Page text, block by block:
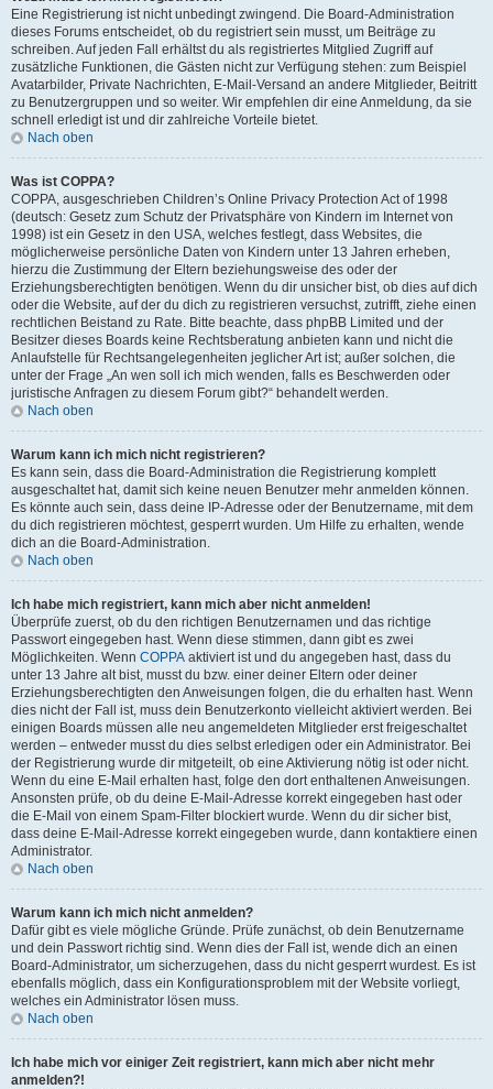
Eine Registrierung ist nicht unbedingt zwingend. Die Board-Administration
dieses Forums entscheidet, ob du registriert sein musst, um Beiträge zu
schreiben. Auf jeden Fall erhältst du als registriertes Mitglied Zugriff auf
zusätzliche Funktionen, die Gästen nicht zur Verfügung stehen: zum Beispiel
Avatarbilder, Private Nachrichten, E-Mail-Versand an andere Mitglieder, Beitritt
zu Benutzergruppen und so weiter. Wir empfehlen dir eine Anmeldung, da sie
schnell erledigt ist und dir zahlreiche Vorteile bietet.
Nach oben
Was ist COPPA?
COPPA, ausgeschrieben Children’s Online Privacy Protection Act of 1998
(deutsch: Gesetz zum Schutz der Privatsphäre von Kindern im Internet von
1998) ist ein Gesetz in den USA, welches festlegt, dass Websites, die
möglicherweise persönliche Daten von Kindern unter 13 Jahren erheben,
hierzu die Zustimmung der Eltern beziehungsweise des oder der
Erziehungsberechtigten benötigen. Wenn du dir unsicher bist, ob dies auf dich
oder die Website, auf der du dich zu registrieren versuchst, zutrifft, ziehe einen
rechtlichen Beistand zu Rate. Bitte beachte, dass phpBB Limited und der
Besitzer dieses Boards keine Rechtsberatung anbieten kann und nicht die
Anlaufstelle für Rechtsangelegenheiten jeglicher Art ist; außer solchen, die
unter der Frage „An wen soll ich mich wenden, falls es Beschwerden oder
juristische Anfragen zu diesem Forum gibt?“ behandelt werden.
Nach oben
Warum kann ich mich nicht registrieren?
Es kann sein, dass die Board-Administration die Registrierung komplett
ausgeschaltet hat, damit sich keine neuen Benutzer mehr anmelden können.
Es könnte auch sein, dass deine IP-Adresse oder der Benutzername, mit dem
du dich registrieren möchtest, gesperrt wurden. Um Hilfe zu erhalten, wende
dich an die Board-Administration.
Nach oben
Ich habe mich registriert, kann mich aber nicht anmelden!
Überprüfe zuerst, ob du den richtigen Benutzernamen und das richtige
Passwort eingegeben hast. Wenn diese stimmen, dann gibt es zwei
Möglichkeiten. Wenn COPPA aktiviert ist und du angegeben hast, dass du
unter 13 Jahre alt bist, musst du bzw. einer deiner Eltern oder deiner
Erziehungsberechtigten den Anweisungen folgen, die du erhalten hast. Wenn
dies nicht der Fall ist, muss dein Benutzerkonto vielleicht aktiviert werden. Bei
einigen Boards müssen alle neu angemeldeten Mitglieder erst freigeschaltet
werden – entweder musst du dies selbst erledigen oder ein Administrator. Bei
der Registrierung wurde dir mitgeteilt, ob eine Aktivierung nötig ist oder nicht.
Wenn du eine E-Mail erhalten hast, folge den dort enthaltenen Anweisungen.
Ansonsten prüfe, ob du deine E-Mail-Adresse korrekt eingegeben hast oder
die E-Mail von einem Spam-Filter blockiert wurde. Wenn du dir sicher bist,
dass deine E-Mail-Adresse korrekt eingegeben wurde, dann kontaktiere einen
Administrator.
Nach oben
Warum kann ich mich nicht anmelden?
Dafür gibt es viele mögliche Gründe. Prüfe zunächst, ob dein Benutzername
und dein Passwort richtig sind. Wenn dies der Fall ist, wende dich an einen
Board-Administrator, um sicherzugehen, dass du nicht gesperrt wurdest. Es ist
ebenfalls möglich, dass ein Konfigurationsproblem mit der Website vorliegt,
welches ein Administrator lösen muss.
Nach oben
Ich habe mich vor einiger Zeit registriert, kann mich aber nicht mehr
anmelden?!